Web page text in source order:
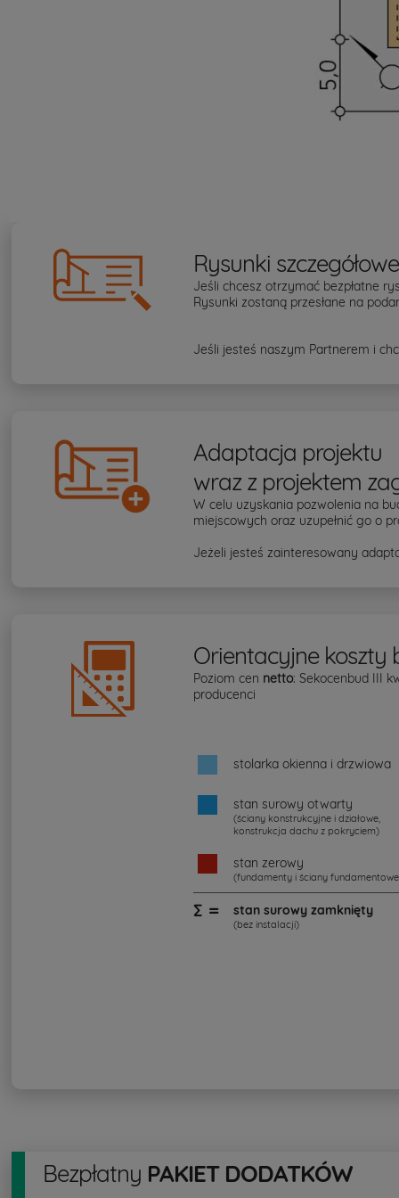
Rysunki szczegółowe
Jeśli chcesz otrzymać bezpłatne
Rysunki zostaną przesłane na
Jeśli jesteś naszym Partnerem i
Adaptacja projektu
wraz z projektem
W celu uzyskania pozwolenia na
miejscowych oraz uzupełnić go o
Jeżeli jesteś zainteresowany
Orientacyjne koszty
Poziom cen netto: Sekocenbud III
producenci
stolarka okienna i drzwiowa
stan surowy otwarty
(ściany konstrukcyjne i działowe,
konstrukcja dachu z pokryciem)
stan zerowy
(fundamenty i ściany
∑ = stan surowy zamknięty
(bez instalacji)
Bezpłatny PAKIET DODATKÓW